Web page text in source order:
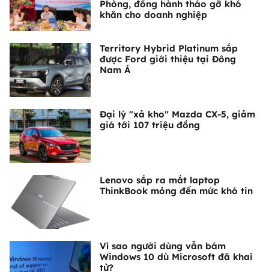
Phòng, đồng hành tháo gỡ khó
khăn cho doanh nghiệp
Territory Hybrid Platinum sắp
được Ford giới thiệu tại Đông
Nam Á
Đại lý "xả kho" Mazda CX-5, giảm
giá tới 107 triệu đồng
Lenovo sắp ra mắt laptop
ThinkBook mỏng đến mức khó tin
Vì sao người dùng vẫn bám
Windows 10 dù Microsoft đã khai
tử?